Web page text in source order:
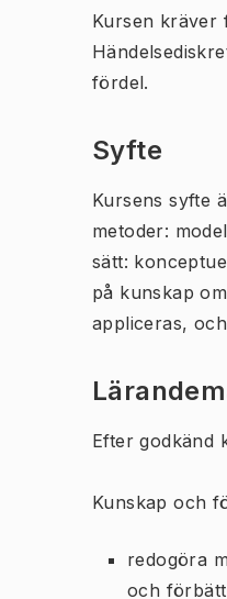
Kursen kräver
fördel.
Syfte
Kursens syfte
metoder:
sätt:
på kunskap
appliceras,
Efter godkänd
Kunskap och
redogöra
och